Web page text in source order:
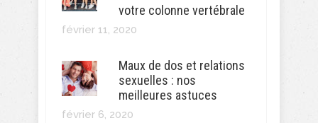
votre colonne vertébrale
février 11, 2020
Maux de dos et relations
sexuelles : nos
meilleures astuces
février 6, 2020